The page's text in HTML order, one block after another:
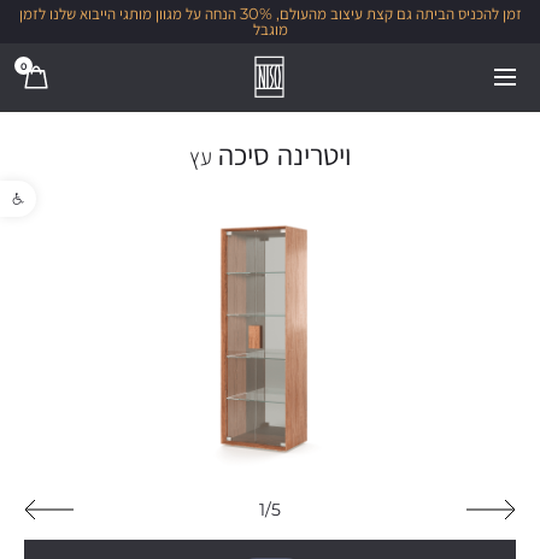
פתח
זמן להכניס הביתה גם קצת עיצוב מהעולם, 30% הנחה על מגוון מותגי הייבוא שלנו לזמן
מוגבל
0
ויטרינה סיכה עץ
1/5